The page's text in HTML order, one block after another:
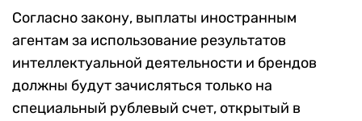
Согласно закону, выплаты иностранным
агентам за использование результатов
интеллектуальной деятельности и брендов
должны будут зачисляться только на
специальный рублевый счет, открытый в